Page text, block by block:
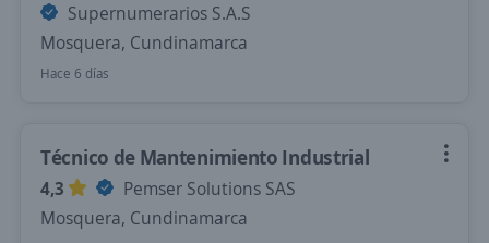
Supernumerarios S.A.S
Mosquera, Cundinamarca
Hace 6 días
Técnico de Mantenimiento Industrial
4,3
Pemser Solutions SAS
Mosquera, Cundinamarca